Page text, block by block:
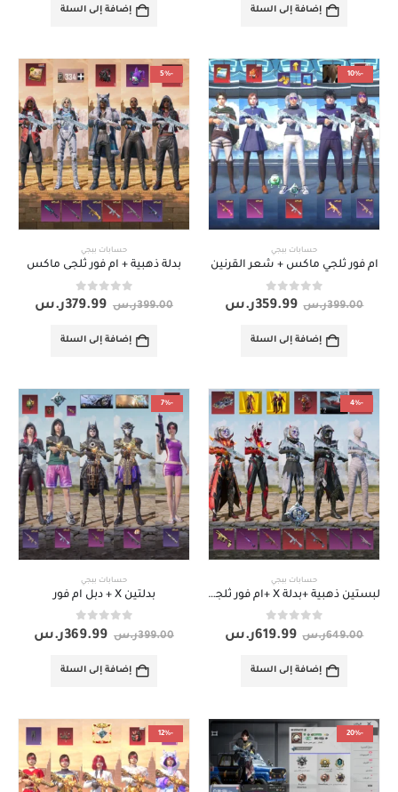
إضافة إلى السلة إضافة إلى السلة
-10%
حسابات ببجي
ام فور ثلجي ماكس + شعر القرنين
399.00ر.س 359.99ر.س
إضافة إلى السلة
-5%
حسابات ببجي
بدلة ذهبية + ام فور ثلجى ماكس
399.00ر.س 379.99ر.س
إضافة إلى السلة
-4%
حسابات ببجي
لبستين ذهبية +بدلة X +ام فور ثلجي ماكس
649.00ر.س 619.99ر.س
إضافة إلى السلة
-7%
حسابات ببجي
بدلتين X + دبل ام فور
399.00ر.س 369.99ر.س
إضافة إلى السلة
-20%
-12%